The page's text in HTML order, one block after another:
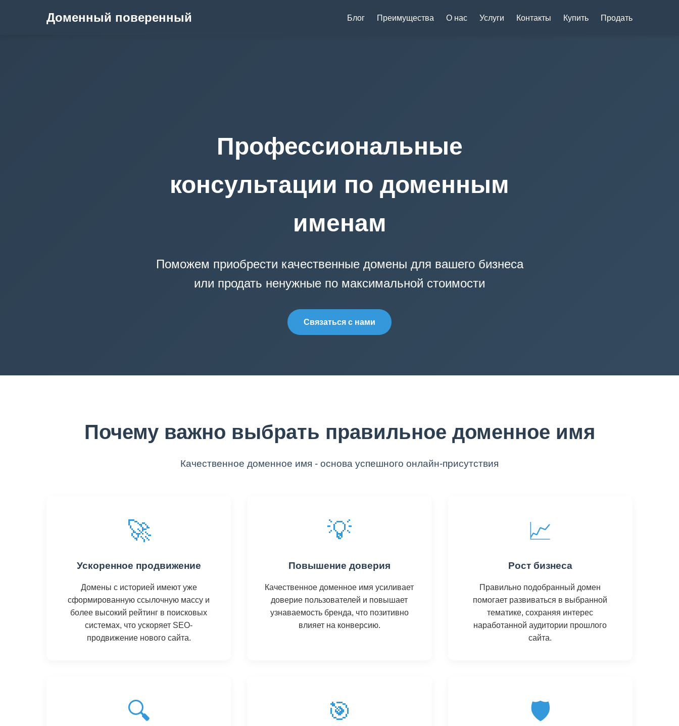
Доменный поверенный Блог Преимущества О нас Услуги Контакты Купить Продать
Профессиональные
консультации по доменным
именам
Поможем приобрести качественные домены для вашего бизнеса
или продать ненужные по максимальной стоимости
Связаться с нами
Почему важно выбрать правильное доменное имя
Качественное доменное имя - основа успешного онлайн-присутствия
🚀
Ускоренное продвижение
Домены с историей имеют уже
сформированную ссылочную массу и
более высокий рейтинг в поисковых
системах, что ускоряет SEO-
продвижение нового сайта.
💡
Повышение доверия
Качественное доменное имя усиливает
доверие пользователей и повышает
узнаваемость бренда, что позитивно
влияет на конверсию.
📈
Рост бизнеса
Правильно подобранный домен
помогает развиваться в выбранной
тематике, сохраняя интерес
наработанной аудитории прошлого
сайта.
🔍 🎯 🛡️